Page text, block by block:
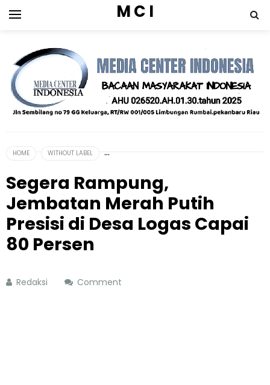
M C I
HOME WITHOUT LABEL
Segera Rampung,
Jembatan Merah Putih
Presisi di Desa Logas Capai
80 Persen
Redaksi Comment